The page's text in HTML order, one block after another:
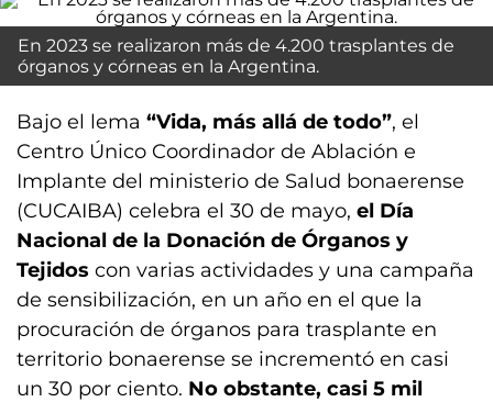
En 2023 se realizaron más de 4.200 trasplantes de
órganos y córneas en la Argentina.
Bajo el lema “Vida, más allá de todo”, el
Centro Único Coordinador de Ablación e
Implante del ministerio de Salud bonaerense
(CUCAIBA) celebra el 30 de mayo, el Día
Nacional de la Donación de Órganos y
Tejidos con varias actividades y una campaña
de sensibilización, en un año en el que la
procuración de órganos para trasplante en
territorio bonaerense se incrementó en casi
un 30 por ciento. No obstante, casi 5 mil